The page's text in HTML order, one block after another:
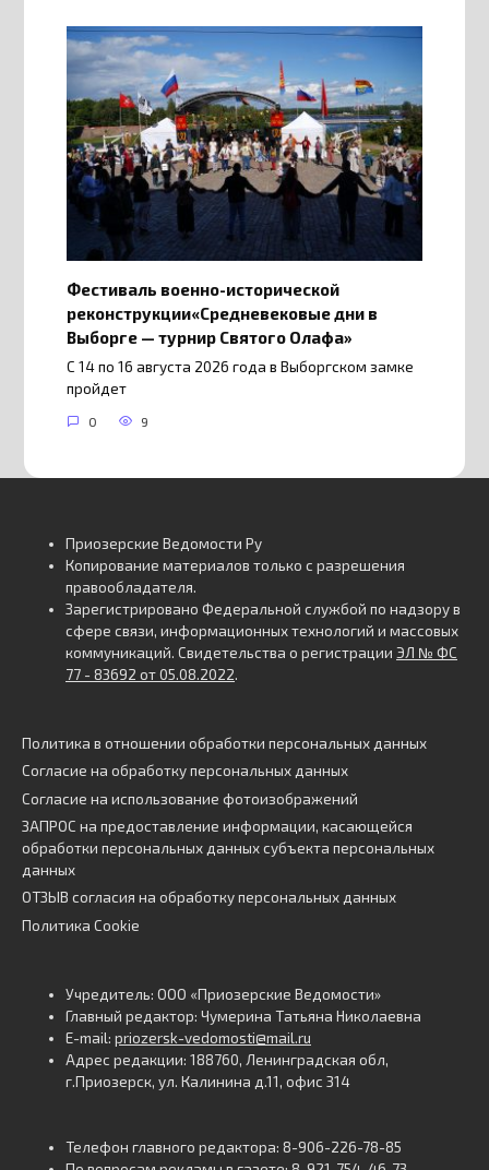
Фестиваль военно-исторической
реконструкции«Средневековые дни в
Выборге — турнир Святого Олафа»
С 14 по 16 августа 2026 года в Выборгском замке
пройдет
0 9
Приозерские Ведомости Ру
Копирование материалов только с разрешения
правообладателя.
Зарегистрировано Федеральной службой по надзору в
сфере связи, информационных технологий и массовых
коммуникаций. Свидетельства о регистрации ЭЛ № ФС
77 - 83692 от 05.08.2022.
Политика в отношении обработки персональных данных
Согласие на обработку персональных данных
Согласие на использование фотоизображений
ЗАПРОС на предоставление информации, касающейся
обработки персональных данных субъекта персональных
данных
ОТЗЫВ согласия на обработку персональных данных
Политика Cookie
Учредитель: ООО «Приозерские Ведомости»
Главный редактор: Чумерина Татьяна Николаевна
E-mail: priozersk-vedomosti@mail.ru
Адрес редакции: 188760, Ленинградская обл,
г.Приозерск, ул. Калинина д.11, офис 314
Телефон главного редактора: 8-906-226-78-85